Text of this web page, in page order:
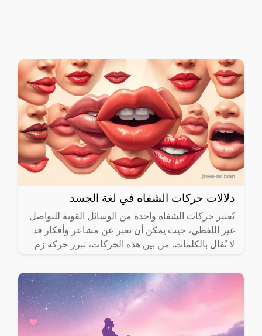
دلالات حركات الشفاه في لغة الجسد
تُعتبر حركات الشفاه واحدة من الوسائل القوية للتواصل
غير اللفظي، حيث يمكن أن تعبر عن مشاعر وأفكار قد
لا تُقال بالكلمات. من بين هذه الحركات، تبرز حركة زم